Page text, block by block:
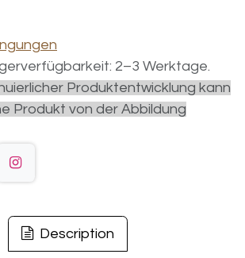
2–3 Werktage.
Produktentwicklung kann
Produkt von der Abbildung
Description